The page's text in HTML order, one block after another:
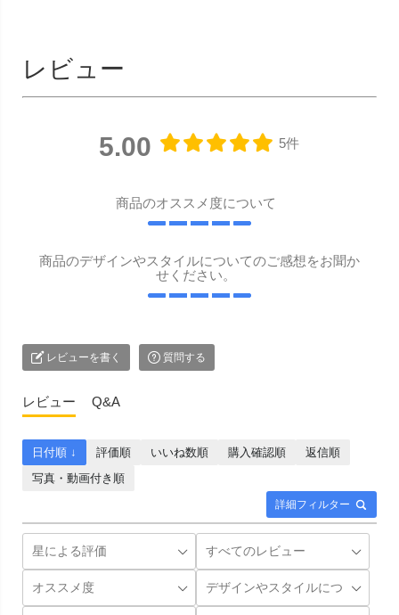
レビュー
5.00 5件
商品のオススメ度について
商品のデザインやスタイルについてのご感想をお聞か
せください。
レビューを書く 質問する
レビュー Q&A
詳細フィルター
日付順 ↓ 評価順 いいね数順 購入確認順
返信順
写真・動画付き順